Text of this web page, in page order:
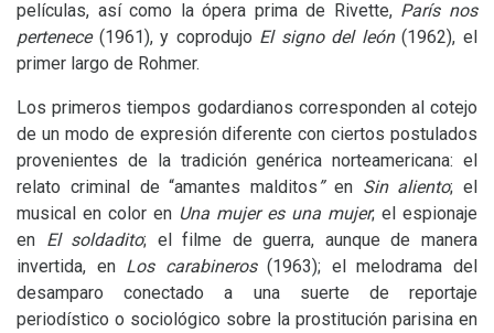
películas, así como la ópera prima de Rivette, París nos
pertenece (1961), y coprodujo El signo del león(1962), el
primer largo de Rohmer.
Los primeros tiempos godardianos corresponden al cotejo
de un modo de expresión diferente con ciertos postulados
provenientes de la tradición genérica norteamericana: el
relato criminal de “amantes malditos ” en Sin aliento; el
musical en color en Una mujer es una mujer; el espionaje
en El soldadito; el filme de guerra, aunque de manera
invertida, en Los carabineros(1963); el melodrama del
desamparo conectado a una suerte de reportaje
periodístico o sociológico sobre la prostitución parisina en